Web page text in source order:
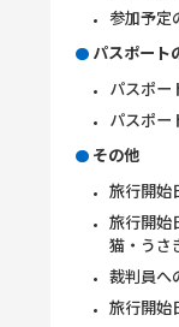
参加予定
パスポート
パスポー
パスポー
その他
旅行開始
旅行開始
猫・うさ
裁判員へ
旅行開始